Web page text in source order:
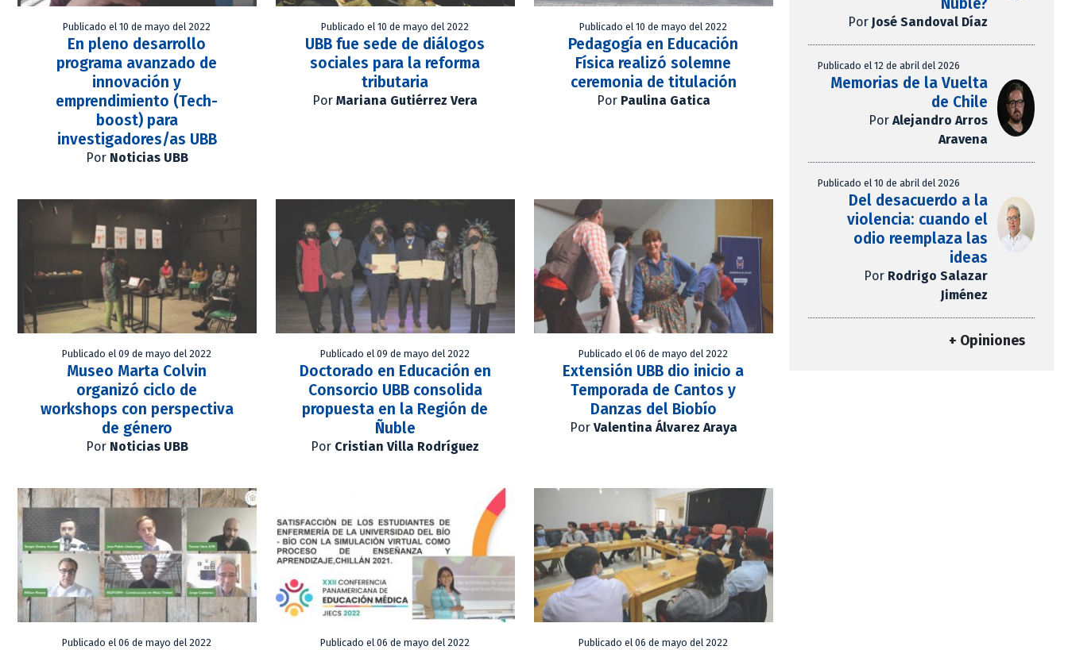
Publicado el 10 de mayo del 2022
En pleno desarrollo
programa avanzado de
innovación y
emprendimiento (Tech-
boost) para
investigadores/as UBB
Por Noticias UBB
Publicado el 10 de mayo del 2022
UBB fue sede de diálogos
sociales para la reforma
tributaria
PorMariana Gutiérrez Vera
Publicado el 10 de mayo del 2022
Pedagogía en Educación
Física realizó solemne
ceremonia de titulación
Por Paulina Gatica
Publicado el 09 de mayo del 2022
Museo Marta Colvin
organizó ciclo de
workshops con perspectiva
de género
Por Noticias UBB
Publicado el 09 de mayo del 2022
Doctorado en Educación en
Consorcio UBB consolida
propuesta en la Región de
Ñuble
Por Cristian Villa Rodríguez
Publicado el 06 de mayo del 2022
Extensión UBB dio inicio a
Temporada de Cantos y
Danzas del Biobío
Por Valentina Álvarez Araya
Publicado el 06 de mayo del 2022 Publicado el 06 de mayo del 2022 Publicado el 06 de mayo del 2022
Ñuble?
Por José Sandoval Díaz
Publicado el 12 de abril del 2026
Memorias de la Vuelta
de Chile
Por Alejandro Arros
Aravena
Publicado el 10 de abril del 2026
Del desacuerdo a la
violencia: cuando el
odio reemplaza las
ideas
Por Rodrigo Salazar
Jiménez
+ Opiniones